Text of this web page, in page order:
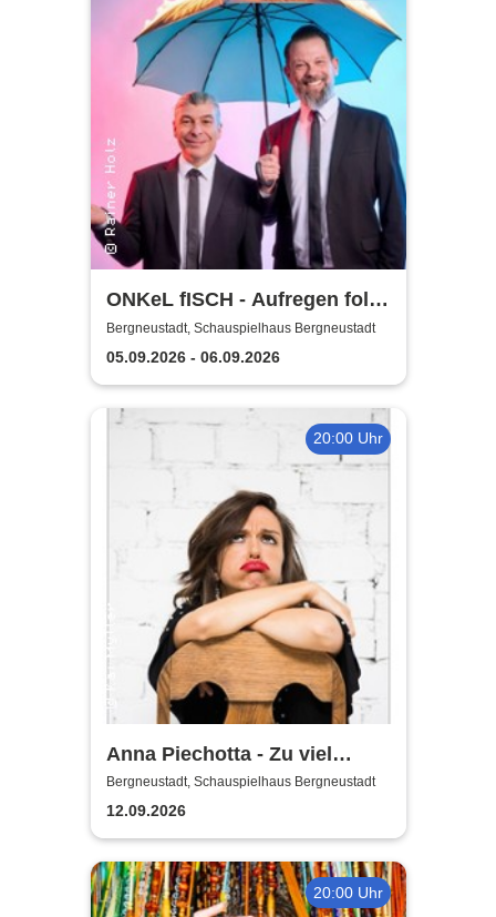
ONKeL fISCH - Aufregen folgt
Sonnenschein!
Bergneustadt, Schauspielhaus Bergneustadt
05.09.2026 - 06.09.2026
20:00 Uhr
Anna Piechotta - Zu viel
Emotionen
Bergneustadt, Schauspielhaus Bergneustadt
12.09.2026
20:00 Uhr